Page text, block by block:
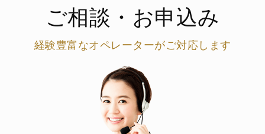
ご相談・お申込み
経験豊富なオペレーターがご対応します